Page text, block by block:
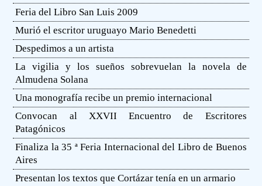
Feria del Libro San Luis 2009
Murió el escritor uruguayo Mario Benedetti
Despedimos a un artista
La vigilia y los sueños sobrevuelan la novela de
Almudena Solana
Una monografía recibe un premio internacional
Convocan al XXVII Encuentro de Escritores
Patagónicos
Finaliza la 35 ª Feria Internacional del Libro de Buenos
Aires
Presentan los textos que Cortázar tenía en un armario